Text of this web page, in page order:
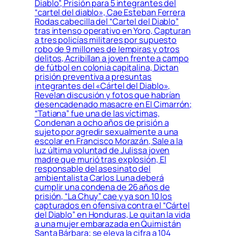
Diablo”, Prisión para 5 integrantes del
“cartel del diablo», Cae Esteban Ferrera
Rodas cabecilla del “Cartel del Diablo”
tras intenso operativo en Yoro, Capturan
a tres policías militares por supuesto
robo de 9 millones de lempiras y otros
delitos, Acribillan a joven frente a campo
de fútbol en colonia capitalina, Dictan
prisión preventiva a presuntas
integrantes del «Cártel del Diablo»,
Revelan discusión y fotos que habrían
desencadenado masacre en El Cimarrón;
“Tatiana” fue una de las víctimas,
Condenan a ocho años de prisión a
sujeto por agredir sexualmente a una
escolar en Francisco Morazán, Sale a la
luz última voluntad de Julissa joven
madre que murió tras explosión, El
responsable del asesinato del
ambientalista Carlos Luna deberá
cumplir una condena de 26 años de
prisión, “La Chuy” cae y ya son 10 los
capturados en ofensiva contra el “Cártel
del Diablo” en Honduras, Le quitan la vida
a una mujer embarazada en Quimistán
Santa Bárbara; se eleva la cifra a 104